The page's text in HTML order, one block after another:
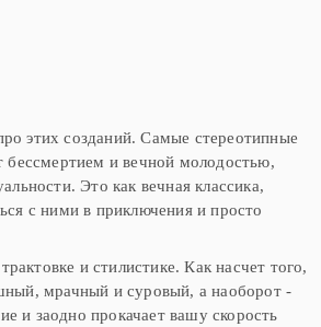
этих созданий. Самые стереотипные
бессмертием и вечной молодостью,
Это как вечная классика,
с ними в приключения и просто
и стилистике. Как насчет того,
мрачный и суровый, а наоборот -
и заодно прокачает вашу скорость